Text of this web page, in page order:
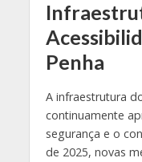
Penha
A infraestrutura
continuamente
segurança e o
de 2025, novas